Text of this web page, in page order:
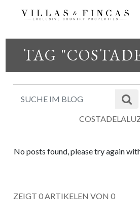
TAG
No posts found, please try again
ZEIGT 0 ARTIKELEN VON 0